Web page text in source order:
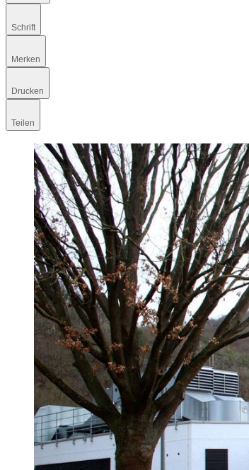
Schrift
Merken
Drucken
Teilen